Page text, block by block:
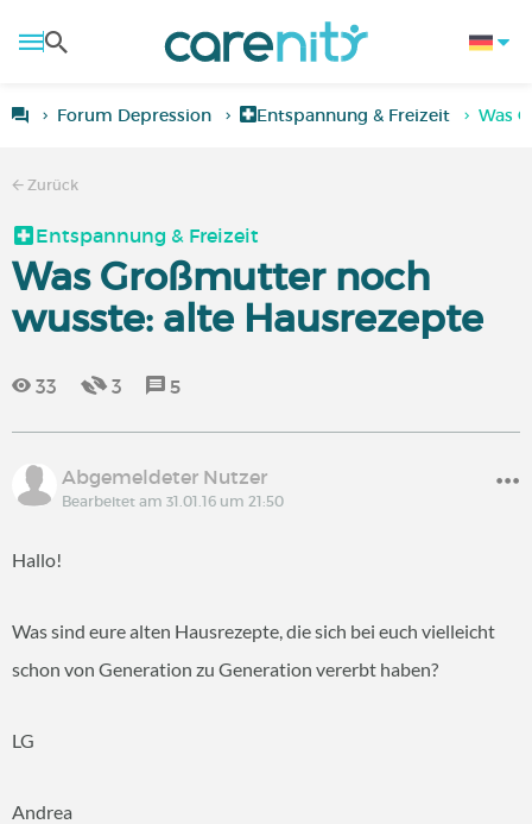
Forum Depression Entspannung & Freizeit Was
Zurück
Entspannung & Freizeit
Was Großmutter noch
wusste: alte Hausrezepte
33 3 5
Abgemeldeter Nutzer
Bearbeitet am 31.01.16 um 21:50
Hallo!
Was sind eure alten Hausrezepte, die sich bei euch vielleicht
schon von Generation zu Generation vererbt haben?
LG
Andrea